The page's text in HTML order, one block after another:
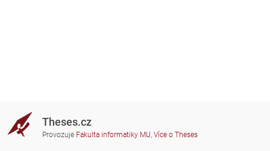
Theses.cz
Provozuje Fakulta informatiky MU, Více o Theses